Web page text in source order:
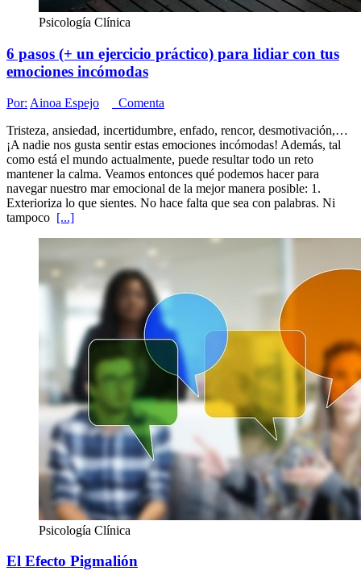
Psicología Clínica
6 pasos (+ un ejercicio práctico) para lidiar con tus
emociones incómodas
Por: Ainoa Espejo
Comenta
Tristeza, ansiedad, incertidumbre, enfado, rencor, desmotivación,…
¡A nadie nos gusta sentir estas emociones incómodas! Además, tal
como está el mundo actualmente, puede resultar todo un reto
mantener la calma. Veamos entonces qué podemos hacer para
navegar nuestro mar emocional de la mejor manera posible: 1.
Exterioriza lo que sientes. No hace falta que sea con palabras. Ni
tampoco [...]
Psicología Clínica
El Efecto Pigmalión